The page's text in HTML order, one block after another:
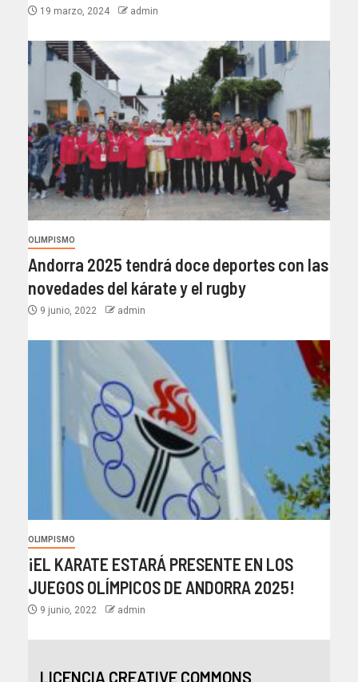
19 marzo, 2024 admin
OLIMPISMO
Andorra 2025 tendrá doce deportes con las
novedades del kárate y el rugby
9 junio, 2022 admin
OLIMPISMO
¡EL KARATE ESTARÁ PRESENTE EN LOS
JUEGOS OLÍMPICOS DE ANDORRA 2025!
9 junio, 2022 admin
LICENCIA CREATIVE COMMONS